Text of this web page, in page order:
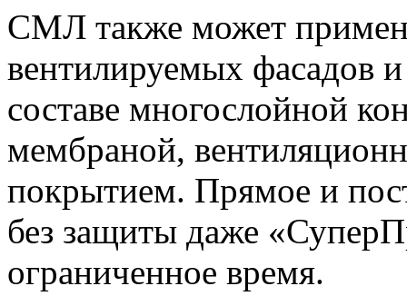
СМЛ также может
вентилируемых фасадов
составе многослойной
мембраной,
покрытием. Прямое и
без защиты даже
ограниченное время.